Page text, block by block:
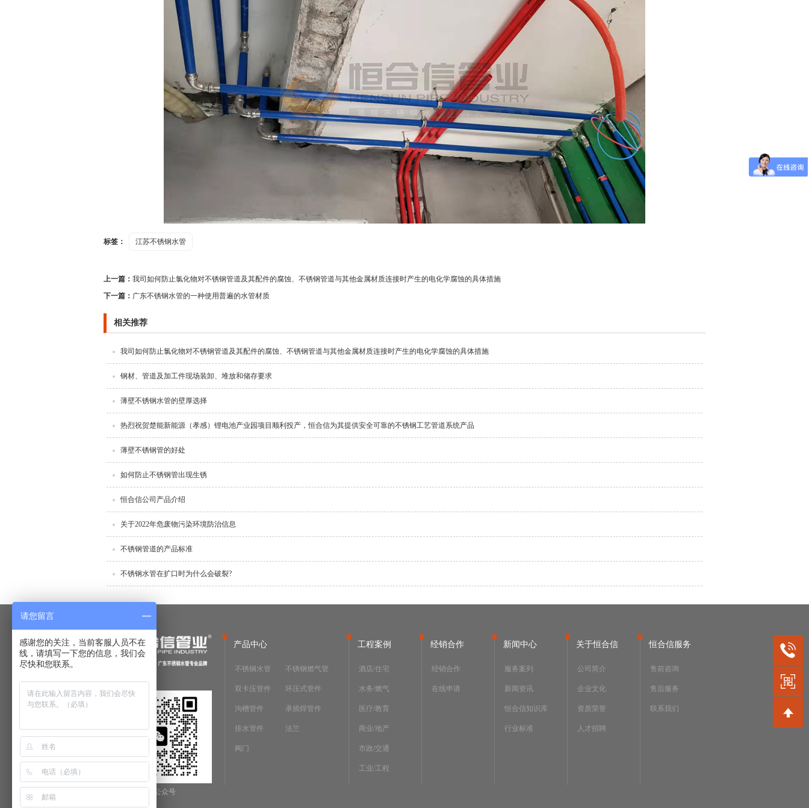
标签： 江苏不锈钢水管
上一篇： 我司如何防止氯化物对不锈钢管道及其配件的腐蚀、不锈钢管道与其他金属材质连接时产生的电化学腐蚀的具体措施
下一篇： 广东不锈钢水管的一种使用普遍的水管材质
相关推荐
我司如何防止氯化物对不锈钢管道及其配件的腐蚀、不锈钢管道与其他金属材质连接时产生的电化学腐蚀的具体措施
钢材、管道及加工件现场装卸、堆放和储存要求
薄壁不锈钢水管的壁厚选择
热烈祝贺楚能新能源（孝感）锂电池产业园项目顺利投产，恒合信为其提供安全可靠的不锈钢工艺管道系统产品
薄壁不锈钢管的好处
如何防止不锈钢管出现生锈
恒合信公司产品介绍
关于2022年危废物污染环境防治信息
不锈钢管道的产品标准
不锈钢水管在扩口时为什么会破裂?
微信公众号
产品中心
不锈钢水管 不锈钢燃气管
双卡压管件 环压式管件
沟槽管件 承插焊管件
排水管件 法兰
阀门
工程案例
酒店/住宅
水务/燃气
医疗/教育
商业/地产
市政/交通
工业/工程
经销合作
经销合作
在线申请
新闻中心
服务案列
新闻资讯
恒合信知识库
行业标准
关于恒合信
公司简介
企业文化
资质荣誉
人才招聘
恒合信服务
售前咨询
售后服务
联系我们
请您留言
感谢您的关注，当前客服人员不在
线，请填写一下您的信息，我们会
尽快和您联系。